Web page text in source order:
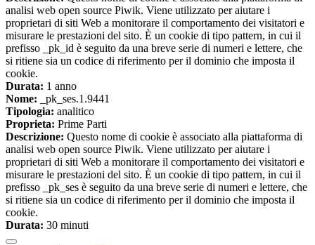
analisi web open source Piwik. Viene utilizzato per aiutare i
proprietari di siti Web a monitorare il comportamento dei visitatori e
misurare le prestazioni del sito. È un cookie di tipo pattern, in cui il
prefisso _pk_id è seguito da una breve serie di numeri e lettere, che
si ritiene sia un codice di riferimento per il dominio che imposta il
cookie.
Durata: 1 anno
Nome: _pk_ses.1.9441
Tipologia: analitico
Proprieta: Prime Parti
Descrizione: Questo nome di cookie è associato alla piattaforma di
analisi web open source Piwik. Viene utilizzato per aiutare i
proprietari di siti Web a monitorare il comportamento dei visitatori e
misurare le prestazioni del sito. È un cookie di tipo pattern, in cui il
prefisso _pk_ses è seguito da una breve serie di numeri e lettere, che
si ritiene sia un codice di riferimento per il dominio che imposta il
cookie.
Durata: 30 minuti